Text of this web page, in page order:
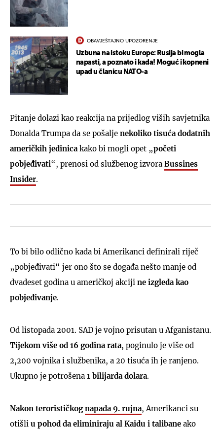
OBAVJEŠTAJNO UPOZORENJE
Uzbuna na istoku Europe: Rusija bi mogla
napasti, a poznato i kada! Moguć i kopneni
upad u članicu NATO-a
Pitanje dolazi kao reakcija na prijedlog viših savjetnika
Donalda Trumpa da se pošalje nekoliko tisuća dodatnih
američkih jedinica kako bi mogli opet „početi
pobjeđivati“, prenosi od službenog izvora Bussines
Insider.
To bi bilo odlično kada bi Amerikanci definirali riječ
„pobjeđivati“ jer ono što se događa nešto manje od
dvadeset godina u američkoj akciji ne izgleda kao
pobjeđivanje.
Od listopada 2001. SAD je vojno prisutan u Afganistanu.
Tijekom više od 16 godina rata, poginulo je više od
2,200 vojnika i službenika, a 20 tisuća ih je ranjeno.
Ukupno je potrošena 1 bilijarda dolara.
Nakon terorističkognapada 9. rujna, Amerikanci su
otišli u pohod da eliminiraju al Kaidu i talibane ako